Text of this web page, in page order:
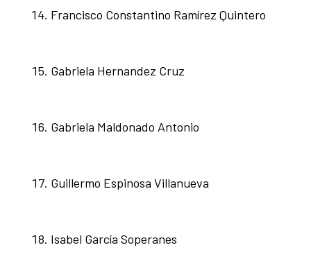
Francisco Constantino Ramírez Quintero
Gabriela Hernandez Cruz
Gabriela Maldonado Antonio
Guillermo Espinosa Villanueva
Isabel García Soperanes